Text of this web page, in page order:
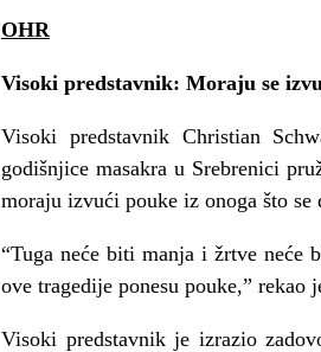
OHR
Visoki predstavnik: Moraju se
Visoki predstavnik Christian
godišnjice masakra u Srebrenici
moraju izvući pouke iz onoga što
“Tuga neće biti manja i žrtve neće
ove tragedije ponesu pouke,”
Visoki predstavnik je izrazio